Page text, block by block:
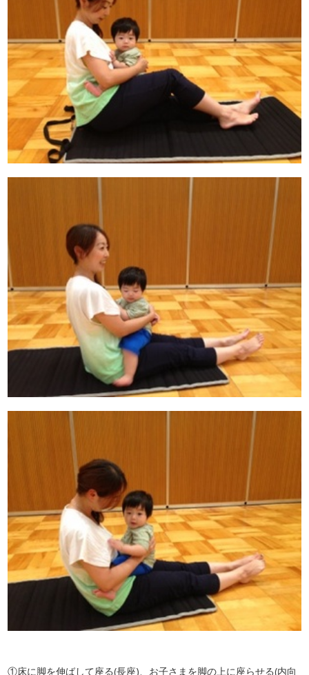
①床に脚を伸ばして座る(長座)、お子さまを脚の上に座らせる(内向